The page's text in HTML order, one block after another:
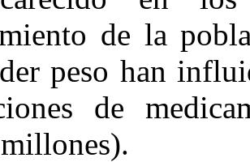
de la
peso han
de